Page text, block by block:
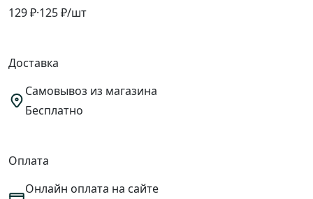
129 ₽·125 ₽/шт
Доставка
Самовывоз из магазина
Бесплатно
Оплата
Онлайн оплата на сайте